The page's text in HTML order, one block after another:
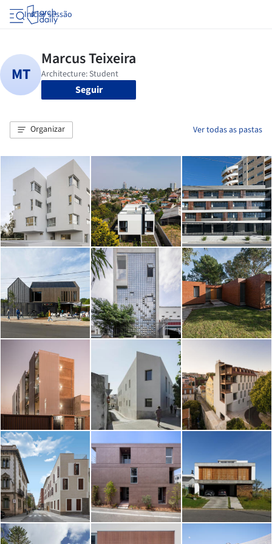
Iniciar sessão
Seguir
Organizar Ver todas as pastas